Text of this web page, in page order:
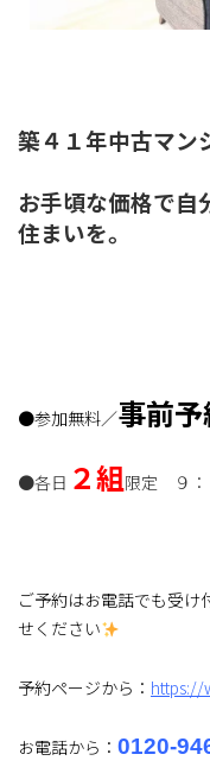
築４１年中古マン
お手頃な価格で自
住まいを。
●参加無料／事前
●各日 ２組限定 ９
ご予約はお電話でも受け
せください
予約ページから： https://
お電話から： 0120-